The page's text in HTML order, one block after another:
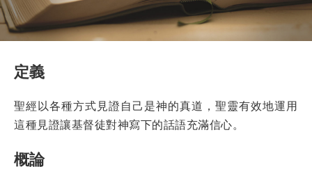
定義
聖經以各種方式見證自己是神的真道，聖靈有效地運用
這種見證讓基督徒對神寫下的話語充滿信心。
概論